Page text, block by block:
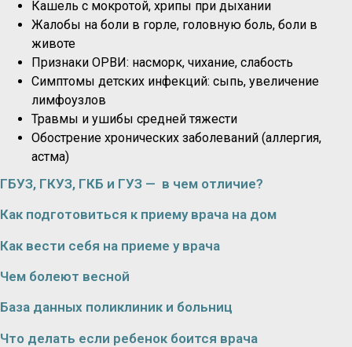
Кашель с мокротой, хрипы при дыхании
Жалобы на боли в горле, головную боль, боли в
животе
Признаки ОРВИ: насморк, чихание, слабость
Симптомы детских инфекций: сыпь, увеличение
лимфоузлов
Травмы и ушибы средней тяжести
Обострение хронических заболеваний (аллергия,
астма)
ГБУЗ, ГКУЗ, ГКБ и ГУЗ — в чем отличие?
Как подготовиться к приему врача на дом
Как вести себя на приеме у врача
Чем болеют весной
База данных поликлиник и больниц
Что делать если ребенок боится врача